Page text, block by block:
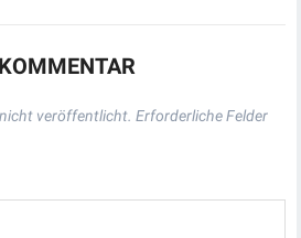
veröffentlicht. Erforderliche Felder